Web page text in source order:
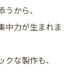
から、
中力が生まれま
な製作も、